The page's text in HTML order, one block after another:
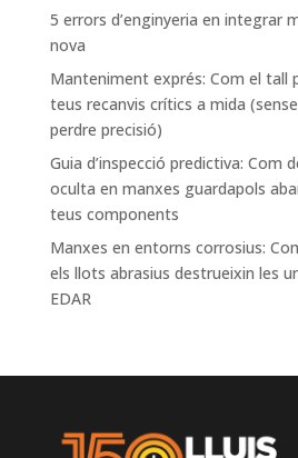
5 errors d’enginyeria en integrar
nova
Manteniment exprés: Com el tall
teus recanvis crítics a mida
perdre precisió)
Guia d’inspecció predictiva: Com
oculta en manxes guardapols
teus components
Manxes en entorns corrosius:
els llots abrasius destrueixin les
EDAR